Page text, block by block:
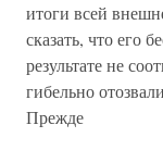
итоги всей
сказать, что его
результате не
гибельно
Прежде